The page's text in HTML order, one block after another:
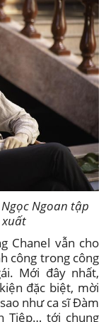
Ngoan tập
xuất
Chanel vẫn cho
công trong công
Mới đây nhất,
đặc biệt, mời
như ca sĩ Đàm
Tiệp… tới chung